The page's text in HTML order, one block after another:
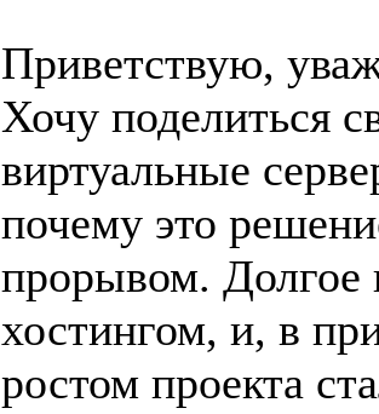
Приветствую,
Хочу поделиться
виртуальные
почему это
прорывом. Долгое
хостингом, и, в
ростом проекта